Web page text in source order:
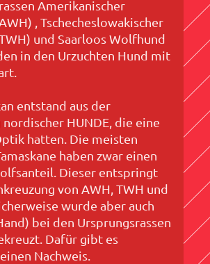
Amerikanischer
, Tschecheslowakischer
und Saarloos Wolfhund
in den Urzuchten Hund mit
entstand aus der
HUNDE, die eine
hatten. Die meisten
haben zwar einen
Dieser entspringt
von AWH, TWH und
wurde aber auch
bei den Ursprungsrassen
Dafür gibt es
Nachweis.